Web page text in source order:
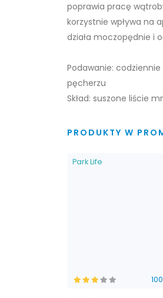
poprawia pracę
korzystnie wpływa na
działa moczopędnie i
Podawanie:
pęcherzu
Skład: suszone liście
PRODUKTY W
Park Life